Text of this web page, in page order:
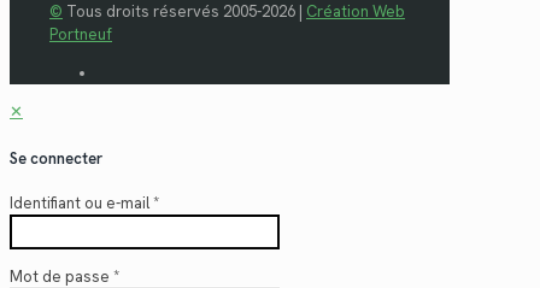
© Tous droits réservés 2005-2026 | Création Web
Portneuf
✕
Se connecter
Identifiant ou e-mail*
Mot de passe *